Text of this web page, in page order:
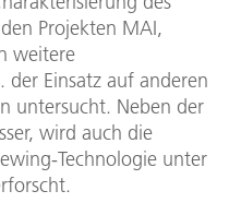
Projekten MAI,
weitere
Einsatz auf anderen
untersucht. Neben der
wird auch die
Technologie unter